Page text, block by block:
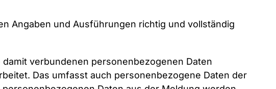
Angaben und Ausführungen richtig und vollständig
verbundenen personenbezogenen Daten
Das umfasst auch personenbezogene Daten der